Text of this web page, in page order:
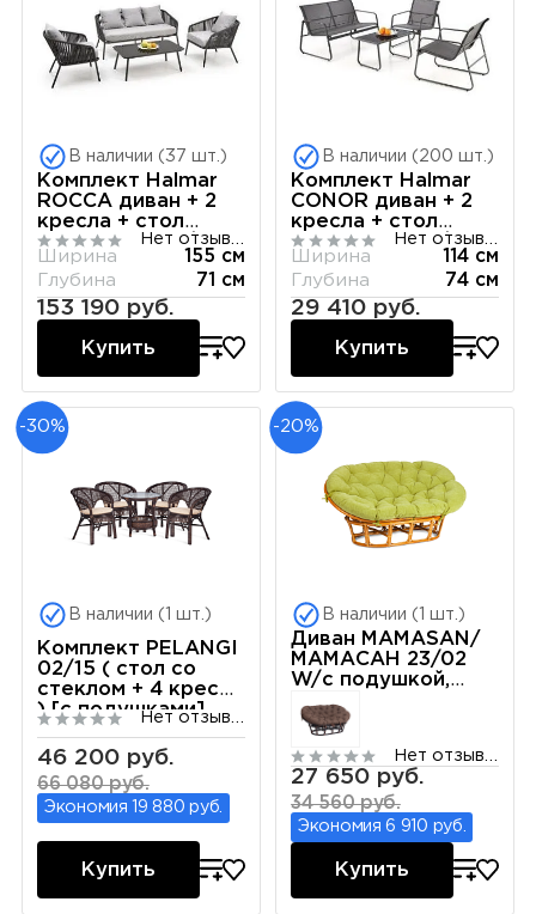
В наличии (37 шт.)
Комплект Halmar
ROCCA диван + 2
кресла + стол
(темно-серый/
светло-серый)
Ширина
155 см
Глубина
71 см
153 190 руб.
Купить
В наличии (200 шт.)
Комплект Halmar
CONOR диван + 2
кресла + стол
(темно-серый/
светло-серый)
Ширина
114 см
Глубина
74 см
29 410 руб.
Купить
-30%
В наличии (1 шт.)
Комплект PELANGI
02/15 ( стол со
стеклом + 4 кресла
) [с подушками],
ротанг, кресло
65х65х77см, стол
диаметр 64х61см,
walnut (грецкий
орех)
46 200 руб.
66 080 руб.
Экономия 19 880 руб.
Купить
-20%
В наличии (1 шт.)
Диван MAMASAN/
МАМАСАН 23/02
W/с подушкой,
подушка 182х119
см, 169х102х80 см,
Pecan (орех),
флок, олива, 23
27 650 руб.
34 560 руб.
Экономия 6 910 руб.
Купить